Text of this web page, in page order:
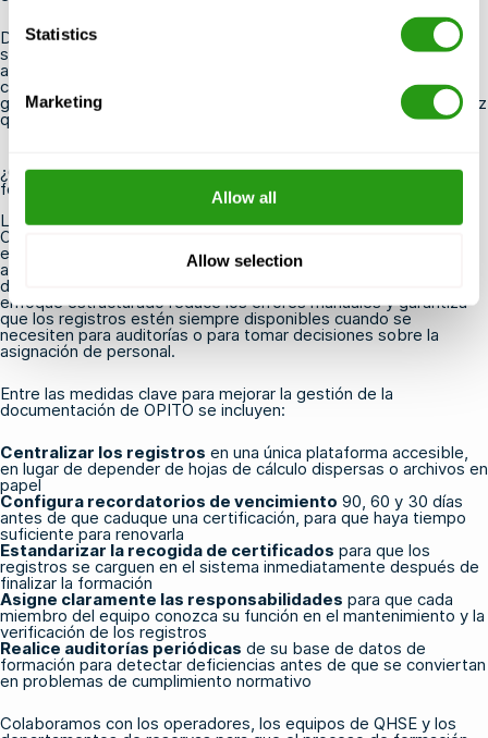
Statistics
Marketing
Allow all
Allow selection
Desde un punto de vista práctico, la falta de documentación
suele obligar a los trabajadores a repetir la formación con poca
antelación, lo que altera los plazos de los proyectos y genera
costes innecesarios. Prevenir estas carencias mediante una
gestión proactiva de la documentación resulta mucho más eficaz
que resolverlas a posteriori.
¿Cómo pueden los operadores gestionar los registros de
formación de OPITO de forma más eficiente?
Las empresas pueden gestionar los registros de formación de
OPITO de forma más eficiente centralizando la documentación
en un sistema digital de gestión de la formación, configurando
alertas automáticas de caducidad y estandarizando el proceso
de recogida de certificados una vez finalizada la formación. Un
enfoque estructurado reduce los errores manuales y garantiza
que los registros estén siempre disponibles cuando se
necesiten para auditorías o para tomar decisiones sobre la
asignación de personal.
Entre las medidas clave para mejorar la gestión de la
documentación de OPITO se incluyen:
Centralizar los registros en una única plataforma accesible,
en lugar de depender de hojas de cálculo dispersas o archivos en
papel
Configura recordatorios de vencimiento 90, 60 y 30 días
antes de que caduque una certificación, para que haya tiempo
suficiente para renovarla
Estandarizar la recogida de certificados para que los
registros se carguen en el sistema inmediatamente después de
finalizar la formación
Asigne claramente las responsabilidades para que cada
miembro del equipo conozca su función en el mantenimiento y la
verificación de los registros
Realice auditorías periódicas de su base de datos de
formación para detectar deficiencias antes de que se conviertan
en problemas de cumplimiento normativo
Colaboramos con los operadores, los equipos de QHSE y los